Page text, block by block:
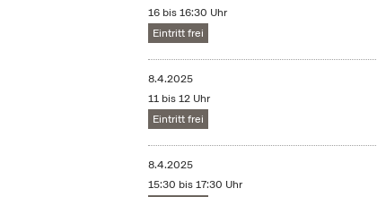
16 bis 16:30 Uhr
Eintritt frei
8.4.2025
11 bis 12 Uhr
Eintritt frei
8.4.2025
15:30 bis 17:30 Uhr